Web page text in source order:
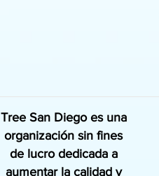
Tree San Diego es una
organización sin fines
de lucro dedicada a
aumentar la calidad y